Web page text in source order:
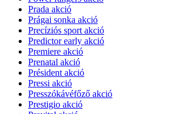
Prada akció
Prágai sonka akció
Precíziós sport akció
Predictor early akció
Premiere akció
Prenatal akció
Président akció
Pressi akció
Presszókávéfőző akció
Prestigio akció